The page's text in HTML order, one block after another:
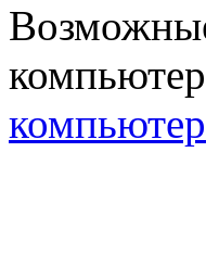
компьютер